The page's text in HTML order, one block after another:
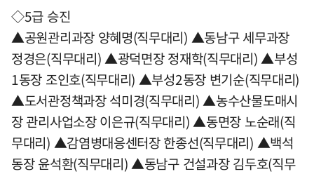
◇5급 승진
▲공원관리과장 양혜명(직무대리) ▲동남구 세무과장
정경은(직무대리) ▲광덕면장 정재학(직무대리) ▲부성
1동장 조인호(직무대리) ▲부성2동장 변기순(직무대리)
▲도서관정책과장 석미경(직무대리) ▲농수산물도매시
장 관리사업소장 이은규(직무대리) ▲동면장 노순래(직
무대리) ▲감염병대응센터장 한종선(직무대리) ▲백석
동장 윤석환(직무대리) ▲동남구 건설과장 김두호(직무